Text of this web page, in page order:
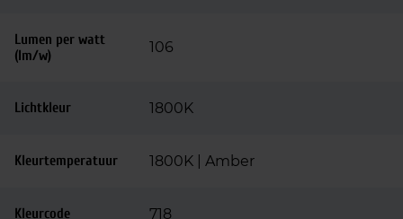
Lumen per watt
(lm/w)
106
Lichtkleur 1800K
Kleurtemperatuur 1800K | Amber
Kleurcode 718